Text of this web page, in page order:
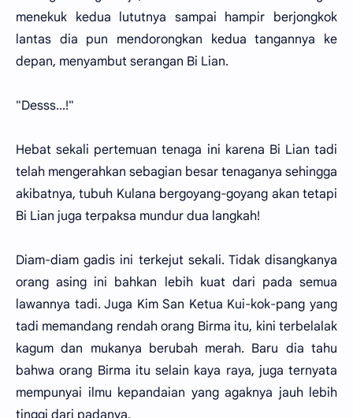
menekuk kedua lututnya sampai hampir berjongkok
lantas dia pun mendorongkan kedua tangannya ke
depan, menyambut serangan Bi Lian.
"Desss...!"
Hebat sekali pertemuan tenaga ini karena Bi Lian tadi
telah mengerahkan sebagian besar tenaganya sehingga
akibatnya, tubuh Kulana bergoyang-goyang akan tetapi
Bi Lian juga terpaksa mundur dua langkah!
Diam-diam gadis ini terkejut sekali. Tidak disangkanya
orang asing ini bahkan lebih kuat dari pada semua
lawannya tadi. Juga Kim San Ketua Kui-kok-pang yang
tadi memandang rendah orang Birma itu, kini terbelalak
kagum dan mukanya berubah merah. Baru dia tahu
bahwa orang Birma itu selain kaya raya, juga ternyata
mempunyai ilmu kepandaian yang agaknya jauh lebih
tinggi dari padanya.